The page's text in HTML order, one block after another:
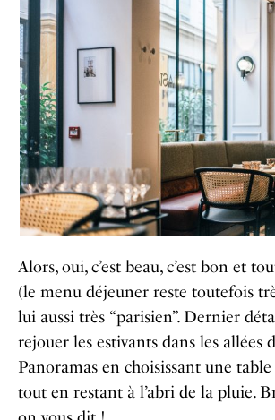
Alors, oui, c’est beau, c’est bon et
(le menu déjeuner reste toutefois
lui aussi très “parisien”. Dernier
rejouer les estivants dans les allées
Panoramas en choisissant une table
tout en restant à l’abri de la pluie.